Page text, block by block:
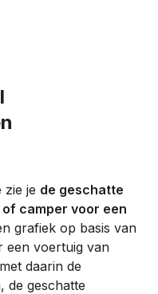
zie je de geschatte
camper voor een
grafiek op basis van
een voertuig van
daarin de
de geschatte